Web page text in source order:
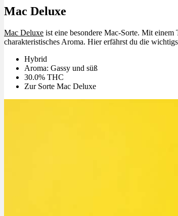
Mac Deluxe
Mac Deluxe ist eine besondere Mac-Sorte. Mit
charakteristisches Aroma. Hier erfährst du die
Hybrid
Aroma: Gassy und süß
30.0% THC
Zur Sorte Mac Deluxe